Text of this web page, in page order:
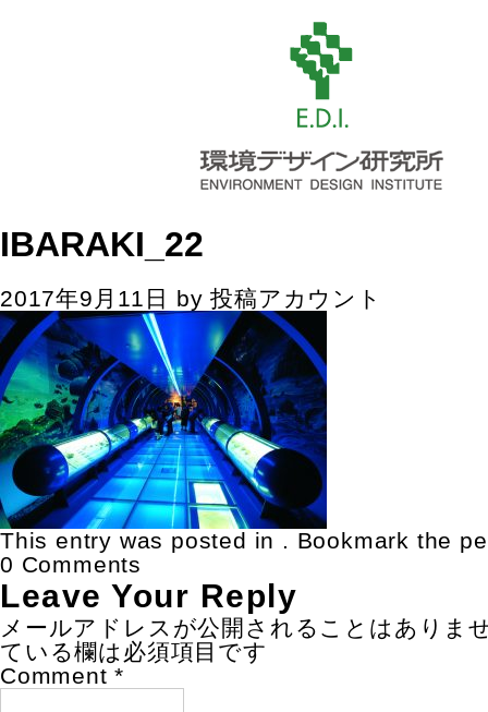
IBARAKI_22
2017年9月11日 by投稿アカウント
This entry was posted in . Bookmark the
0 Comments
Leave Your Reply
メールアドレスが公開されることはありま
ている欄は必須項目です
Comment *